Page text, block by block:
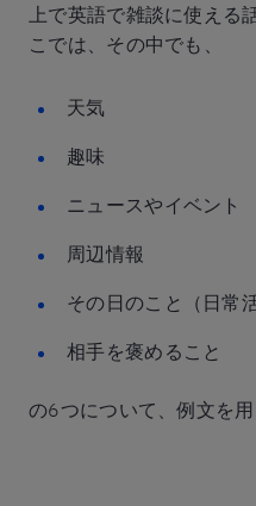
上で英語で雑談に使える
こでは、その中でも、
天気
趣味
ニュースやイベント
周辺情報
その日のこと（日常活
相手を褒めること
の6つについて、例文を用